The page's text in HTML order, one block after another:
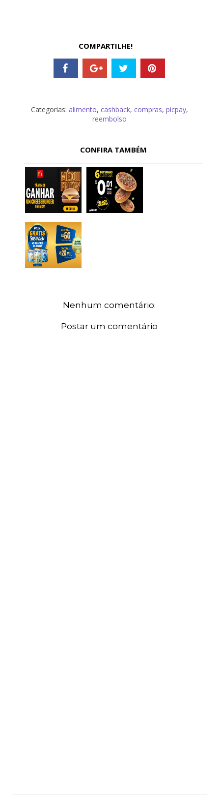
COMPARTILHE!
Categorias: alimento, cashback, compras, picpay,
reembolso
CONFIRA TAMBÉM
Nenhum comentário:
Postar um comentário